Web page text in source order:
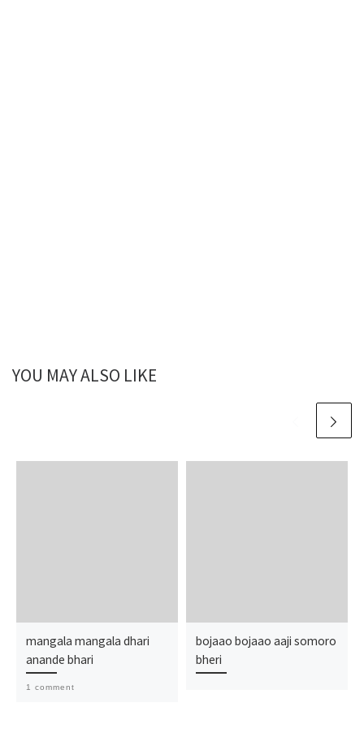
YOU MAY ALSO LIKE
mangala mangala dhari
anande bhari
1 comment
bojaao bojaao aaji somoro
bheri